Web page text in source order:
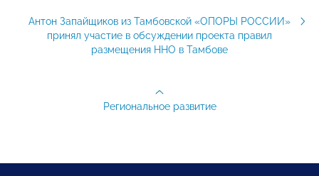
Антон Запайщиков из Тамбовской «ОПОРЫ РОССИИ»
принял участие в обсуждении проекта правил
размещения ННО в Тамбове
Региональное развитие